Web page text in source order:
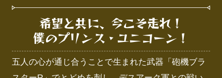
希望と共に、今こそ走れ！
僕のプリンス・ユニコーン！
五人の心が通じ合うことで生まれた武器「砲機ブラ